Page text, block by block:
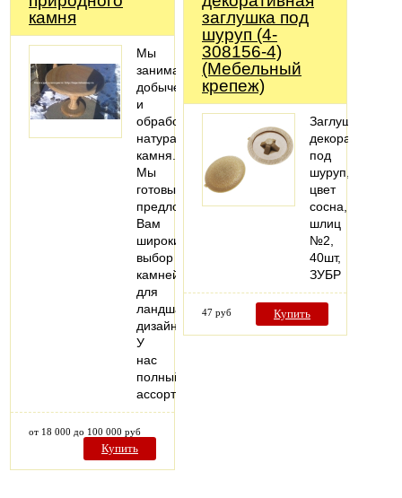
камня
Мы
занимаемся
добычей
и
обработкой
натурального
камня.
Мы
готовы
предложить
Вам
широкий
выбор
камней
для
ландшафтного
дизайна.
У
нас
полный
ассортимент…
от 18 000 до 100 000 руб
Купить
заглушка под
шуруп (4-
308156-4)
(Мебельный
крепеж)
Заглушка
декоративная
под
шуруп,
цвет
сосна,
шлиц
№2,
40шт,
ЗУБР
47 руб Купить